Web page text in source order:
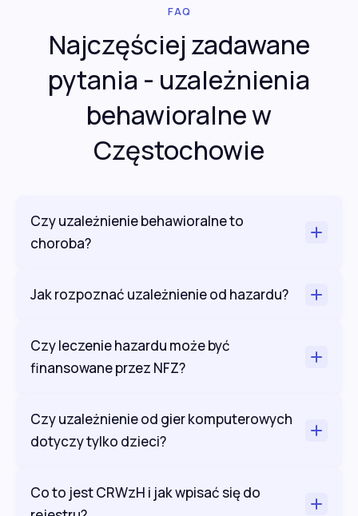
FAQ
Najczęściej zadawane
pytania - uzależnienia
behawioralne w
Częstochowie
Czy uzależnienie behawioralne to
choroba?
Jak rozpoznać uzależnienie od hazardu?
Czy leczenie hazardu może być
finansowane przez NFZ?
Czy uzależnienie od gier komputerowych
dotyczy tylko dzieci?
Co to jest CRWzH i jak wpisać się do